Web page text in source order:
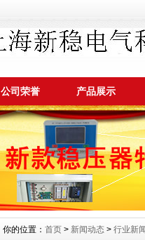
公司荣誉 产品展示
你的位置： 首页 > 新闻动态 > 行业新